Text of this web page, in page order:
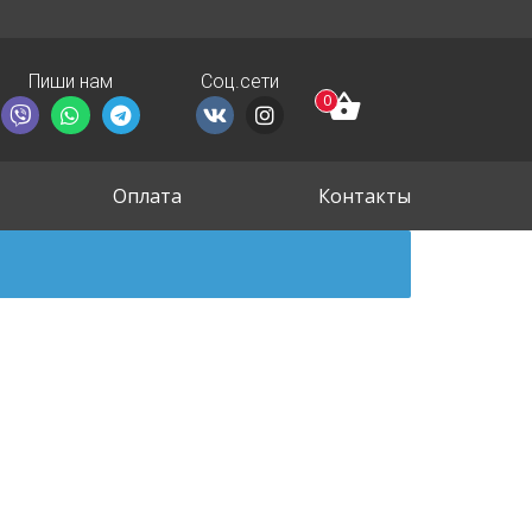
Пиши нам Соц.сети
0
Оплата Контакты